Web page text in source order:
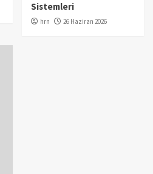
Sistemleri
hrn 26 Haziran 2026